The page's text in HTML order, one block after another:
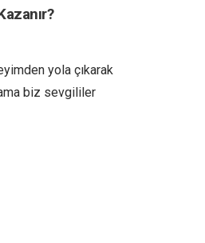
yola çıkarak
biz sevgililer